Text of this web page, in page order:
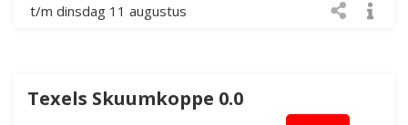
t/m dinsdag 11 augustus
Texels Skuumkoppe 0.0